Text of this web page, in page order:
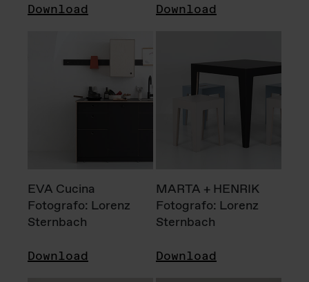
Download Download
EVA Cucina
Fotografo: Lorenz
Sternbach
Download
MARTA + HENRIK
Fotografo: Lorenz
Sternbach
Download